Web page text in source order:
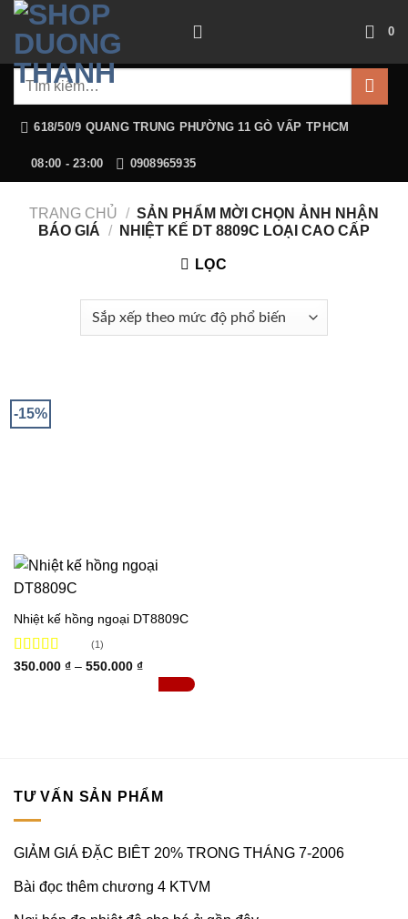
Chuyển
đến
nội
dung
0
kiếm:
618/50/9 QUANG TRUNG PHƯỜNG 11 GÒ VẤP TPHCM
08:00 - 23:00 0908965935
TRANG CHỦ / SẢN PHẨM MỜI CHỌN ẢNH NHẬN
BÁO GIÁ / NHIỆT KẾ DT 8809C LOẠI CAO CẤP
LỌC
-15%
Nhiệt kế hồng ngoại DT8809C
Được xếp
(1)
350.000 ₫ – 550.000 ₫Khoảng
giá:
TƯ VẤN SẢN PHẨM
GIẢM GIÁ ĐẶC BIÊT 20% TRONG THÁNG 7-2006
Bài đọc thêm chương 4 KTVM